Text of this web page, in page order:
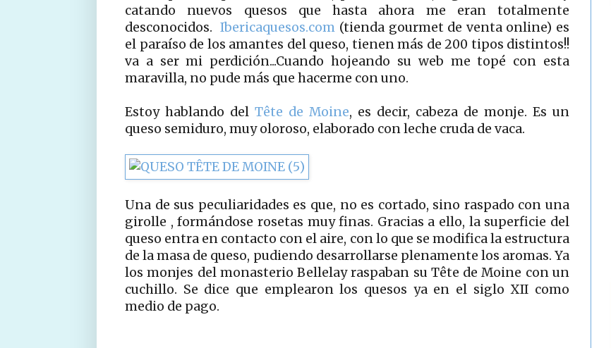
catando nuevos quesos que hasta ahora me eran totalmente
desconocidos.Ibericaquesos.com (tienda gourmet de venta online) es
el paraíso de los amantes del queso, tienen más de 200 tipos distintos!!
va a ser mi perdición...Cuando hojeando su web me topé con esta
maravilla, no pude más que hacerme con uno.
Estoy hablando del Tête de Moine, es decir, cabeza de monje. Es un
queso semiduro, muy oloroso, elaborado con leche cruda de vaca.
Una de sus peculiaridades es que, no es cortado, sino raspado con una
girolle , formándose rosetas muy finas. Gracias a ello, la superficie del
queso entra en contacto con el aire, con lo que se modifica la estructura
de la masa de queso, pudiendo desarrollarse plenamente los aromas. Ya
los monjes del monasterio Bellelay raspaban su Tête de Moine con un
cuchillo. Se dice que emplearon los quesos ya en el siglo XII como
medio de pago.